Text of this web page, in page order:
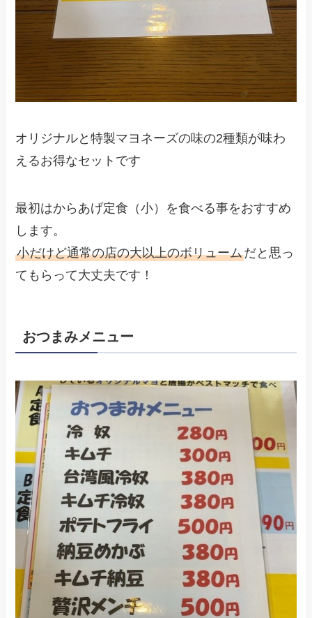
オリジナルと特製マヨネーズの味の2種類が味わ
えるお得なセットです
最初はからあげ定食（小）を食べる事をおすすめ
します。
小だけど通常の店の大以上のボリュームだと思っ
てもらって大丈夫です！
おつまみメニュー